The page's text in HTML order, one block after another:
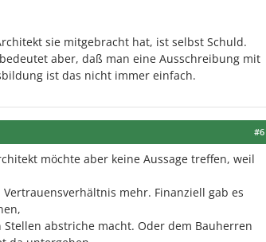
sie mitgebracht hat, ist selbst Schuld.
aber, daß man eine Ausschreibung mit
ist das nicht immer einfach.
#6
möchte aber keine Aussage treffen, weil
mehr. Finanziell gab es
abstriche macht. Oder dem Bauherren